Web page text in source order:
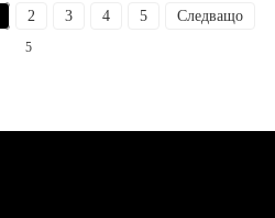
2 3 4 5 Следващо
5